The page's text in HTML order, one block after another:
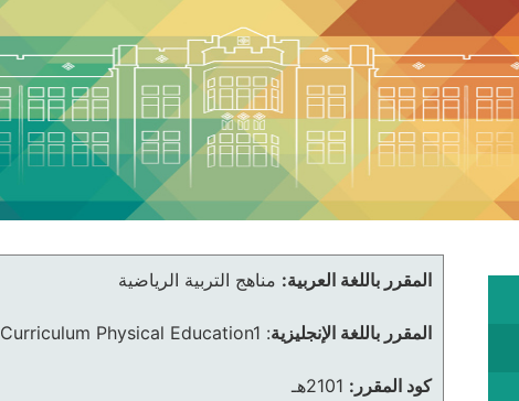
المقرر باللغة العربية: مناهج التربية الرياضية
المقرر باللغة الإنجليزية:
Curriculum Physical Education1
كود المقرر: 2101هـ